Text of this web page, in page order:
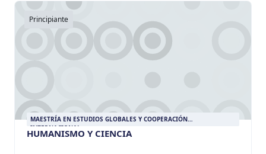
Principiante
MAESTRÍA EN ESTUDIOS GLOBALES Y COOPERACIÓN
INTERNACIONAL
HUMANISMO Y CIENCIA